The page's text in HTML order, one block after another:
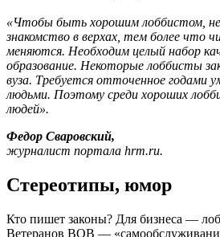
«Чтобы быть хорошим лоббистом,
знакомство в верхах, тем более что
меняются. Необходим целый набор
образование. Некоторые лоббисты
вуза. Требуется отточенное годами
людьми. Поэтому среди хороших
людей».
Федор Сваровский,
журналист портала hrm.ru.
Стереотипы, юмор
Кто пишет законы? Для бизнеса —
Ветеранов ВОВ —